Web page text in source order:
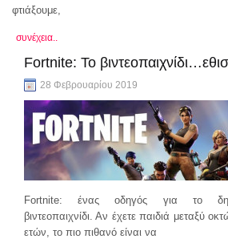
φτιάξουμε,
συνέχεια..
Fortnite: Το
28 Φεβρουαρίου 2019
Fortnite: ένας οδηγός για το
βιντεοπαιχνίδι. Αν έχετε παιδιά μεταξύ
ετών, το πιο πιθανό είναι να